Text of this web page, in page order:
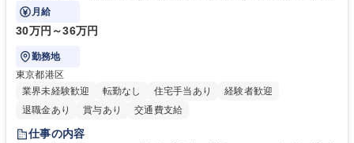
ブランド商品の事務業務をお任せいたします。
月給
30万円～36万円
勤務地
東京都港区
業界未経験歓迎
転勤なし 住宅手当あり
経験者歓迎
退職金あり
賞与あり 交通費支給
仕事の内容